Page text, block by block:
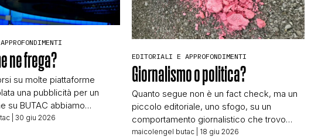
ne frega?
su molte piattaforme
una pubblicità per un
su BUTAC abbiamo
Pubblicità “figlie” del
| 30 giu 2026
EDITORIALI E APPROFONDIMENTI
Giornalismo o politica?
Quanto segue non è un fact check, ma un
piccolo editoriale, uno sfogo, su un
comportamento giornalistico che trovo
inammissibile, e che andrebbe sanzionato
maicolengel butac | 18 giu 2026